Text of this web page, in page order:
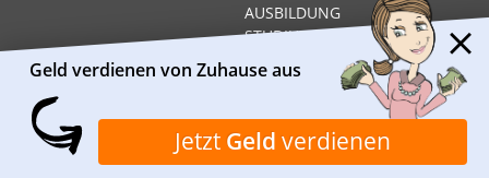
AUSBILDUNG
STUDIUM
GEHÄLTER
Impressum Datenschutz Kontakt
Über Heimarbeit.de
© 2026I❶I Heimarbeit.de
Geld verdienen von Zuhause aus
Jetzt Geld verdienen